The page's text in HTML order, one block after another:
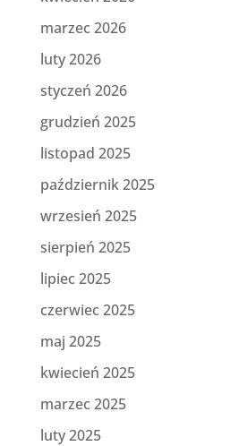
marzec 2026
luty 2026
styczeń 2026
grudzień 2025
listopad 2025
październik 2025
wrzesień 2025
sierpień 2025
lipiec 2025
czerwiec 2025
maj 2025
kwiecień 2025
marzec 2025
luty 2025